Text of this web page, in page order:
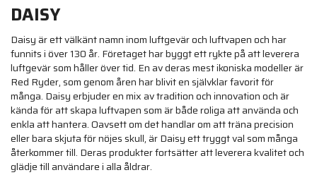
DAISY
Daisy är ett välkänt namn inom luftgevär och luftvapen och har
funnits i över 130 år. Företaget har byggt ett rykte på att leverera
luftgevär som håller över tid. En av deras mest ikoniska modeller är
Red Ryder, som genom åren har blivit en självklar favorit för
många. Daisy erbjuder en mix av tradition och innovation och är
kända för att skapa luftvapen som är både roliga att använda och
enkla att hantera. Oavsett om det handlar om att träna precision
eller bara skjuta för nöjes skull, är Daisy ett tryggt val som många
återkommer till. Deras produkter fortsätter att leverera kvalitet och
glädje till användare i alla åldrar.